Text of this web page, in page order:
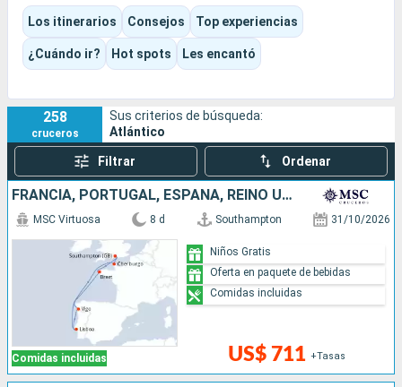
escalas tranquilas, paisajes espectaculares, centros
históricos, baños, miradores y excursiones en barco.
Es un destino ideal tanto para un primer crucero por las islas
como para un itinerario más contemplativo, centrado en los
Los itinerarios Consejos Top experiencias
¿Cuándo ir? Hot spots Les encantó
258
cruceros
Sus criterios de búsqueda:
Atlántico
Filtrar Ordenar
FRANCIA, PORTUGAL, ESPAÑA, REINO UNIDO
Comidas incluidas
MSC Virtuosa 8 d Southampton 31/10/2026
US$ 711 +Tasas
Niños Gratis
Oferta en paquete de bebidas
Comidas incluidas